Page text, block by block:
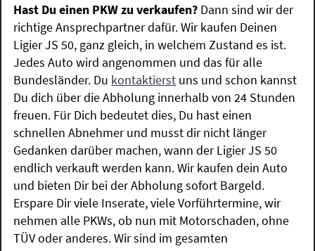
Hast Du einen PKW zu verkaufen? Dann sind wir der
richtige Ansprechpartner dafür. Wir kaufen Deinen
Ligier JS 50, ganz gleich, in welchem Zustand es ist.
Jedes Auto wird angenommen und das für alle
Bundesländer. Du kontaktierst uns und schon kannst
Du dich über die Abholung innerhalb von 24 Stunden
freuen. Für Dich bedeutet dies, Du hast einen
schnellen Abnehmer und musst dir nicht länger
Gedanken darüber machen, wann der Ligier JS 50
endlich verkauft werden kann. Wir kaufen dein Auto
und bieten Dir bei der Abholung sofort Bargeld.
Erspare Dir viele Inserate, viele Vorführtermine, wir
nehmen alle PKWs, ob nun mit Motorschaden, ohne
TÜV oder anderes. Wir sind im gesamten